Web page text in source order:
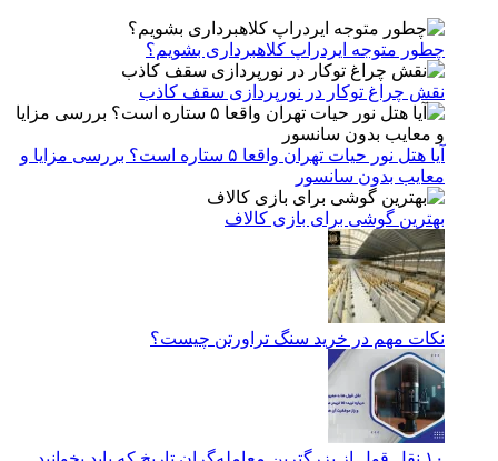
چطور متوجه ایردراپ کلاهبرداری بشویم؟
نقش چراغ توکار در نورپردازی سقف کاذب
آیا هتل نور حیات تهران واقعا ۵ ستاره است؟ بررسی مزایا و
معایب بدون سانسور
بهترین گوشی برای بازی کالاف
نکات مهم در خرید سنگ تراورتن چیست؟